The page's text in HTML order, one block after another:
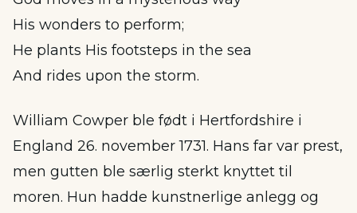
His wonders to perform;
He plants His footsteps in the sea
And rides upon the storm.
William Cowper ble født i Hertfordshire i
England 26. november 1731. Hans far var prest,
men gutten ble særlig sterkt knyttet til
moren. Hun hadde kunstnerlige anlegg og